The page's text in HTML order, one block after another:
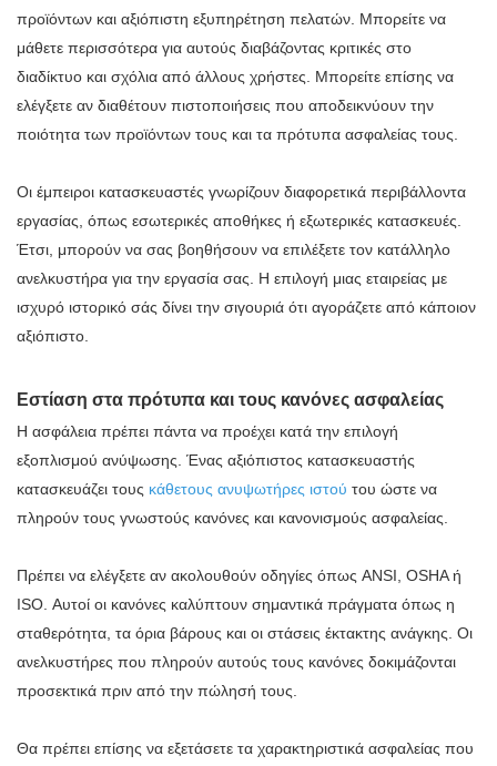
προϊόντων και αξιόπιστη εξυπηρέτηση πελατών. Μπορείτε να
μάθετε περισσότερα για αυτούς διαβάζοντας κριτικές στο
διαδίκτυο και σχόλια από άλλους χρήστες. Μπορείτε επίσης να
ελέγξετε αν διαθέτουν πιστοποιήσεις που αποδεικνύουν την
ποιότητα των προϊόντων τους και τα πρότυπα ασφαλείας τους.
Οι έμπειροι κατασκευαστές γνωρίζουν διαφορετικά περιβάλλοντα
εργασίας, όπως εσωτερικές αποθήκες ή εξωτερικές κατασκευές.
Έτσι, μπορούν να σας βοηθήσουν να επιλέξετε τον κατάλληλο
ανελκυστήρα για την εργασία σας. Η επιλογή μιας εταιρείας με
ισχυρό ιστορικό σάς δίνει την σιγουριά ότι αγοράζετε από κάποιον
αξιόπιστο.
Εστίαση στα πρότυπα και τους κανόνες ασφαλείας
Η ασφάλεια πρέπει πάντα να προέχει κατά την επιλογή
εξοπλισμού ανύψωσης. Ένας αξιόπιστος κατασκευαστής
κατασκευάζει τους κάθετους ανυψωτήρες ιστού του ώστε να
πληρούν τους γνωστούς κανόνες και κανονισμούς ασφαλείας.
Πρέπει να ελέγξετε αν ακολουθούν οδηγίες όπως ANSI, OSHA ή
ISO. Αυτοί οι κανόνες καλύπτουν σημαντικά πράγματα όπως η
σταθερότητα, τα όρια βάρους και οι στάσεις έκτακτης ανάγκης. Οι
ανελκυστήρες που πληρούν αυτούς τους κανόνες δοκιμάζονται
προσεκτικά πριν από την πώλησή τους.
Θα πρέπει επίσης να εξετάσετε τα χαρακτηριστικά ασφαλείας που